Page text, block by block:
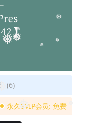
❅
❅
❅
❅
❅
❅
: (6)
永久SVIP会员: 免费